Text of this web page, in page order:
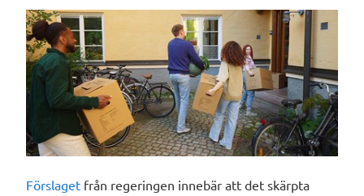
Förslaget från regeringen innebär att det skärpta